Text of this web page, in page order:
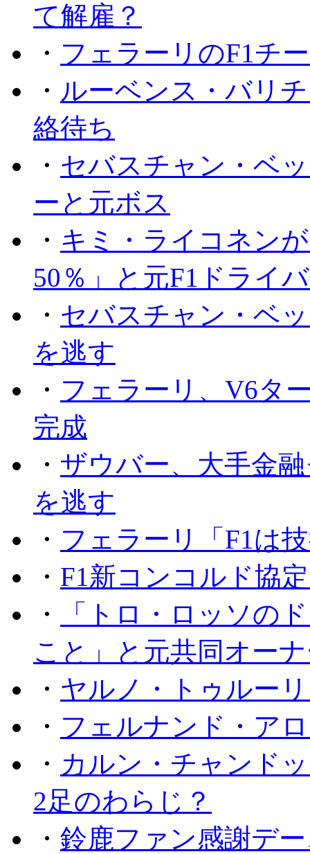
て解雇？
・ フェラーリのF1チ
・ ルーベンス・バリ
絡待ち
・ セバスチャン・ベ
ーと元ボス
・ キミ・ライコネン
50％」と元F1ドライ
・ セバスチャン・ベ
を逃す
・ フェラーリ、V6タ
完成
・ ザウバー、大手金
を逃す
・ フェラーリ「F1は
・ F1新コンコルド協
・
「トロ・ロッソの
こと」と元共同オー
・ ヤルノ・トゥルー
・ フェルナンド・ア
・ カルン・チャンド
2足のわらじ？
・ 鈴鹿ファン感謝デ